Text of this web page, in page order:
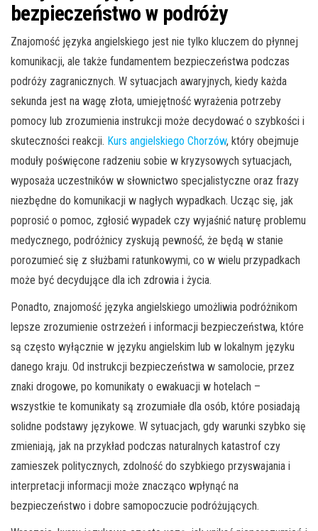
bezpieczeństwo w podróży
Znajomość języka angielskiego jest nie tylko kluczem do płynnej
komunikacji, ale także fundamentem bezpieczeństwa podczas
podróży zagranicznych. W sytuacjach awaryjnych, kiedy każda
sekunda jest na wagę złota, umiejętność wyrażenia potrzeby
pomocy lub zrozumienia instrukcji może decydować o szybkości i
skuteczności reakcji. Kurs angielskiego Chorzów, który obejmuje
moduły poświęcone radzeniu sobie w kryzysowych sytuacjach,
wyposaża uczestników w słownictwo specjalistyczne oraz frazy
niezbędne do komunikacji w nagłych wypadkach. Ucząc się, jak
poprosić o pomoc, zgłosić wypadek czy wyjaśnić naturę problemu
medycznego, podróżnicy zyskują pewność, że będą w stanie
porozumieć się z służbami ratunkowymi, co w wielu przypadkach
może być decydujące dla ich zdrowia i życia.
Ponadto, znajomość języka angielskiego umożliwia podróżnikom
lepsze zrozumienie ostrzeżeń i informacji bezpieczeństwa, które
są często wyłącznie w języku angielskim lub w lokalnym języku
danego kraju. Od instrukcji bezpieczeństwa w samolocie, przez
znaki drogowe, po komunikaty o ewakuacji w hotelach –
wszystkie te komunikaty są zrozumiałe dla osób, które posiadają
solidne podstawy językowe. W sytuacjach, gdy warunki szybko się
zmieniają, jak na przykład podczas naturalnych katastrof czy
zamieszek politycznych, zdolność do szybkiego przyswajania i
interpretacji informacji może znacząco wpłynąć na
bezpieczeństwo i dobre samopoczucie podróżujących.